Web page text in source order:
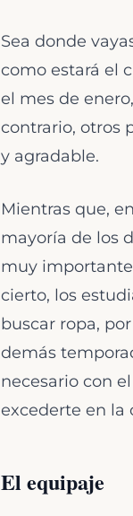
Sea donde
como estará el
el mes de
contrario, otros
y agradable.
Mientras que,
mayoría de los
muy
cierto, los
buscar ropa,
demás
necesario con
excederte en la
El equipaje